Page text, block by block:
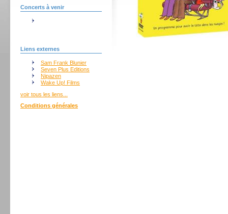
Concerts à venir
Liens externes
Sam Frank Blunier
Seven Plus Editions
Nipazen
Wake Up! Films
voir tous les liens...
Conditions générales